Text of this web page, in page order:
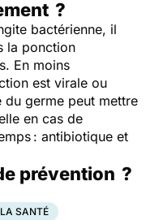
?
bactérienne, il
la ponction
En moins
est virale ou
du germe peut mettre
en cas de
: antibiotique et
prévention ?
SANTÉ